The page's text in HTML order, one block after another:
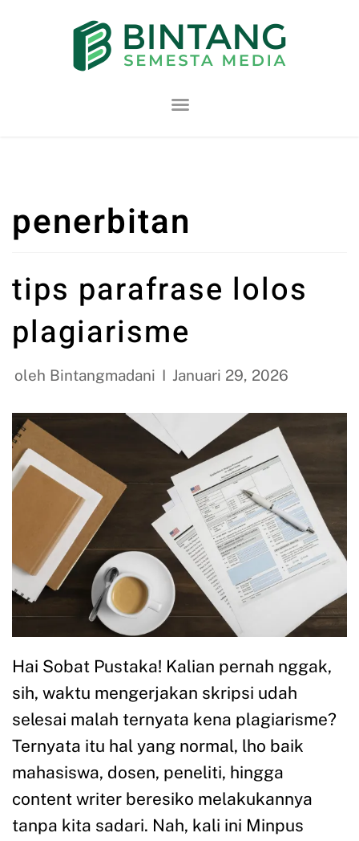
penerbitan
tips parafrase lolos
plagiarisme
oleh Bintangmadani Januari 29, 2026
Hai Sobat Pustaka! Kalian pernah nggak,
sih, waktu mengerjakan skripsi udah
selesai malah ternyata kena plagiarisme?
Ternyata itu hal yang normal, lho baik
mahasiswa, dosen, peneliti, hingga
content writer beresiko melakukannya
tanpa kita sadari. Nah, kali ini Minpus